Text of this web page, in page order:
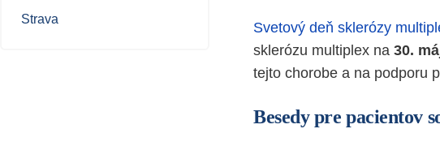
Strava
Svetový deň sklerózy
sklerózu multiplex na 30.
tejto chorobe a na podporu
Besedy pre pacientov